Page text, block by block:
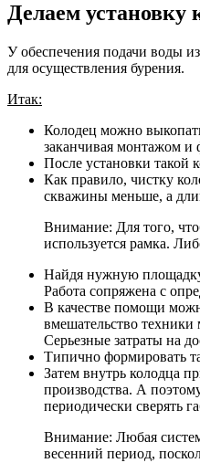
Делаем установку
У обеспечения подачи воды
для осуществления бурения.
Итак:
Колодец можно
заканчивая монтажом и
После установки такой
Как правило, чистку
скважины меньше, а
Внимание: Для того,
используется рамка.
Найдя нужную
Работа сопряжена с
В качестве помощи
вмешательство техники
Серьезные затраты на
Типично формировать
Затем внутрь колодца
производства. А
периодически сверять
Внимание: Любая
весенний период,